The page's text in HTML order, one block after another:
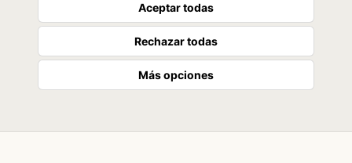
Aceptar todas
Rechazar todas
Más opciones